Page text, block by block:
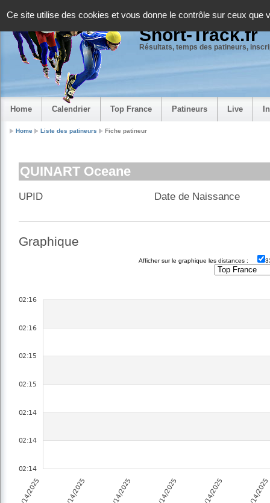
Ce site utilise des cookies et vous donne le contrôle sur ceux que
Short-Track.fr
Résultats, temps des patineurs,
Home Calendrier Top France Patineurs Live
Home Liste des patineurs Fiche patineur
QUINART Oceane
UPID Date de Naissance
Graphique
Afficher sur le graphique les distances :